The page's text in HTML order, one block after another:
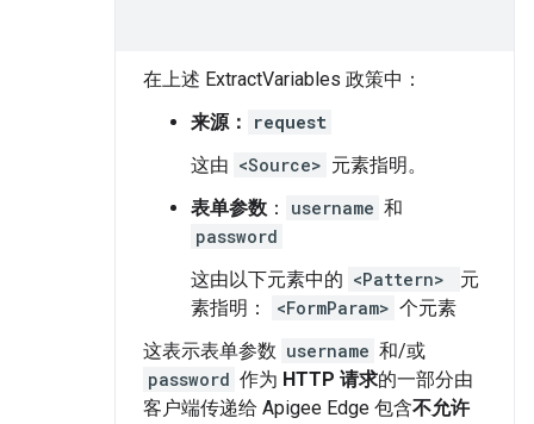
在上述 ExtractVariables 政策中：
来源：
request
这由 <Source> 元素指明。
表单参数 ： username 和
password
这由以下元素中的 <Pattern>
元
素指明：
<FormParam> 个元素
这表示表单参数 username 和/或
password 作为 HTTP 请求的一部分由
客户端传递给 Apigee Edge 包含不允许